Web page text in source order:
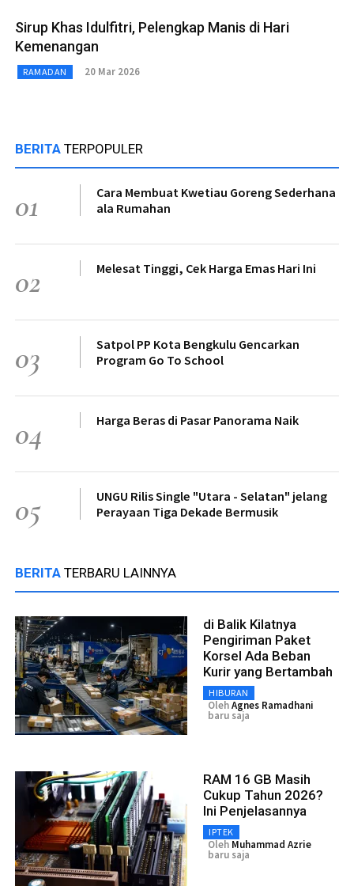
Sirup Khas Idulfitri, Pelengkap Manis di Hari
Kemenangan
RAMADAN 20 Mar 2026
BERITA TERPOPULER
01
Cara Membuat Kwetiau Goreng Sederhana
ala Rumahan
02 Melesat Tinggi, Cek Harga Emas Hari Ini
03
Satpol PP Kota Bengkulu Gencarkan
Program Go To School
04 Harga Beras di Pasar Panorama Naik
05
UNGU Rilis Single "Utara - Selatan" jelang
Perayaan Tiga Dekade Bermusik
BERITA TERBARU LAINNYA
di Balik Kilatnya
Pengiriman Paket
Korsel Ada Beban
Kurir yang Bertambah
HIBURAN
OlehAgnes Ramadhani
baru saja
RAM 16 GB Masih
Cukup Tahun 2026?
Ini Penjelasannya
IPTEK
Oleh Muhammad Azrie
baru saja